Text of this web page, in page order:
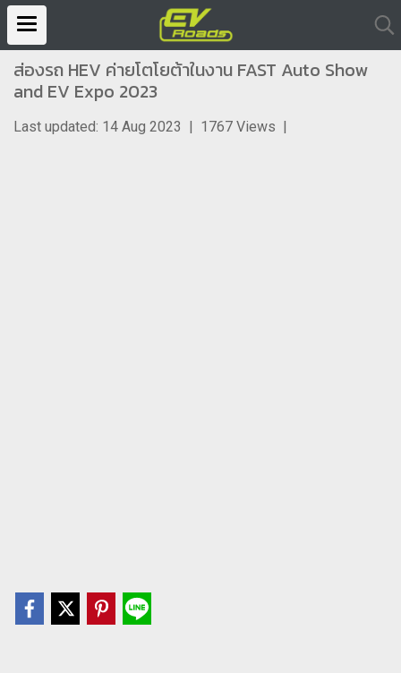
ส่องรถ HEV ค่ายโตโยต้าในงาน FAST Auto Show
and EV Expo 2023
Last updated: 14 Aug 2023 | 1767 Views |